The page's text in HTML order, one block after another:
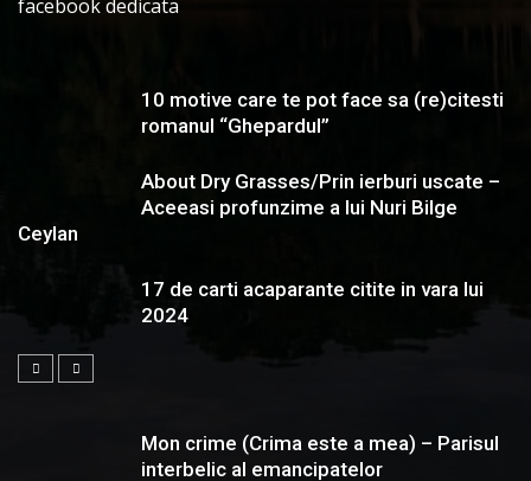
facebook dedicata
10 motive care te pot face sa (re)citesti
romanul “Ghepardul”
About Dry Grasses/Prin ierburi uscate –
Aceeasi profunzime a lui Nuri Bilge
Ceylan
17 de carti acaparante citite in vara lui
2024
Mon crime (Crima este a mea) – Parisul
interbelic al emancipatelor